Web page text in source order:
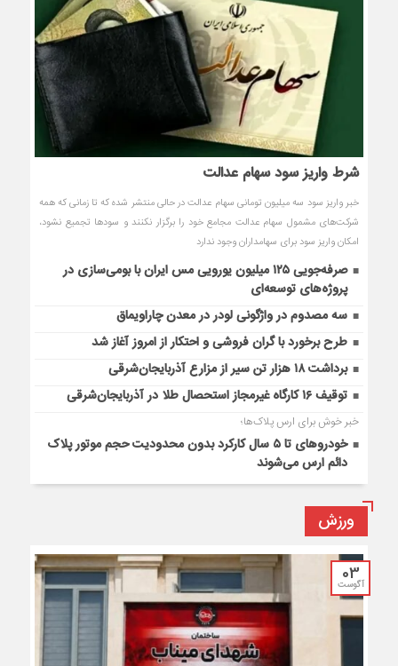
شرط واریز سود سهام عدالت
خبر واریز سود سه میلیون تومانی سهام عدالت در حالی منتشر شده که تا زمانی که همه
شرکت‌های مشمول سهام عدالت مجامع خود را برگزار نکنند و سودها تجمیع نشود،
امکان واریز سود برای سهامداران وجود ندارد
صرفه‌جویی ۱۲۵ میلیون یورویی مس ایران با بومی‌سازی در
پروژه‌های توسعه‌ای
سه مصدوم در واژگونی لودر در معدن چاراویماق
طرح برخورد با گران فروشی و احتکار از امروز آغاز شد
برداشت ۱۸ هزار تن سیر از مزارع آذربایجان‌شرقی
توقیف ۱۶ کارگاه غیرمجاز استحصال طلا در آذربایجان‌‌شرقی
خبر خوش برای ارس پلاک‌ها؛
خودروهای تا ۵ سال کارکرد بدون محدودیت حجم موتور پلاک
دائم ارس می‌شوند
ورزش
03
آگوست